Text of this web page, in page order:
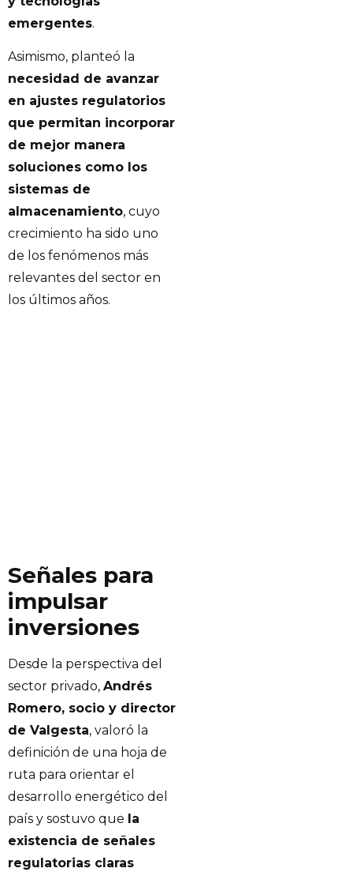
emergentes.
Asimismo, planteó la
necesidad de avanzar
en ajustes regulatorios
que permitan incorporar
de mejor manera
soluciones como los
sistemas de
almacenamiento, cuyo
crecimiento ha sido uno
de los fenómenos más
relevantes del sector en
los últimos años.
Señales para
impulsar
inversiones
Desde la perspectiva del
sector privado, Andrés
Romero, socio y director
de Valgesta, valoró la
definición de una hoja de
ruta para orientar el
desarrollo energético del
país y sostuvo que la
existencia de señales
regulatorias claras